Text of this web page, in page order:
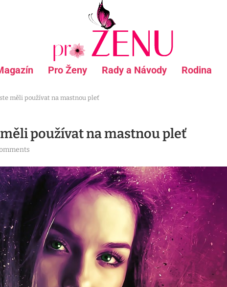
Pro Ženy Rady a Návody Rodina
měli používat na mastnou pleť
používat na mastnou pleť